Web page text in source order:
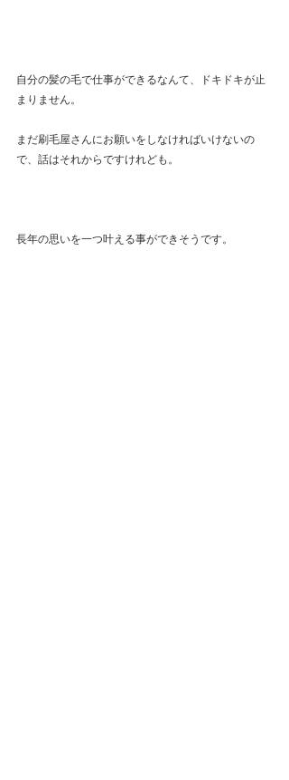
自分の髪の毛で仕事ができるなんて、ドキドキが止
まりません。
まだ刷毛屋さんにお願いをしなければいけないの
で、話はそれからですけれども。
長年の思いを一つ叶える事ができそうです。